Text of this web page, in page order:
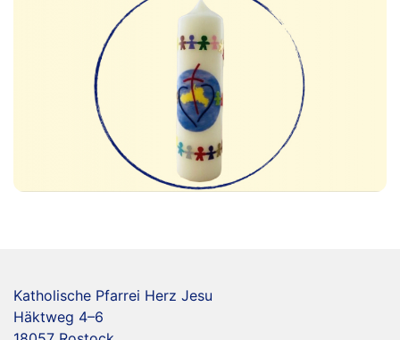
Katholische Pfarrei Herz Jesu
Häktweg 4–6